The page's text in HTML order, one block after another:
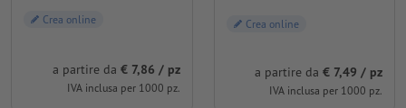
Crea online
a partire da € 7,86 / pz
IVA inclusa per 1000 pz.
Crea online
a partire da € 7,49 / pz
IVA inclusa per 1000 pz.